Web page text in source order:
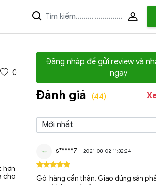
0
hơn
cho
Đăng nhập để gửi review và
ngay
Đánh giá (44)
s*****7 2021-08-02 11:32:24
Gói hàng cẩn thận. Giao đúng sản